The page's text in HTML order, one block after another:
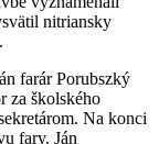
nitriansky
farár Porubszký
za školského
Na konci
fary. Ján